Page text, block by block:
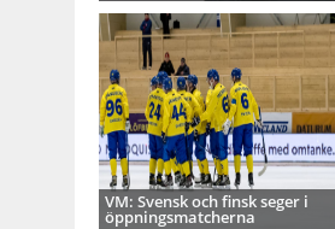
VM: Svensk och finsk seger i
öppningsmatcherna